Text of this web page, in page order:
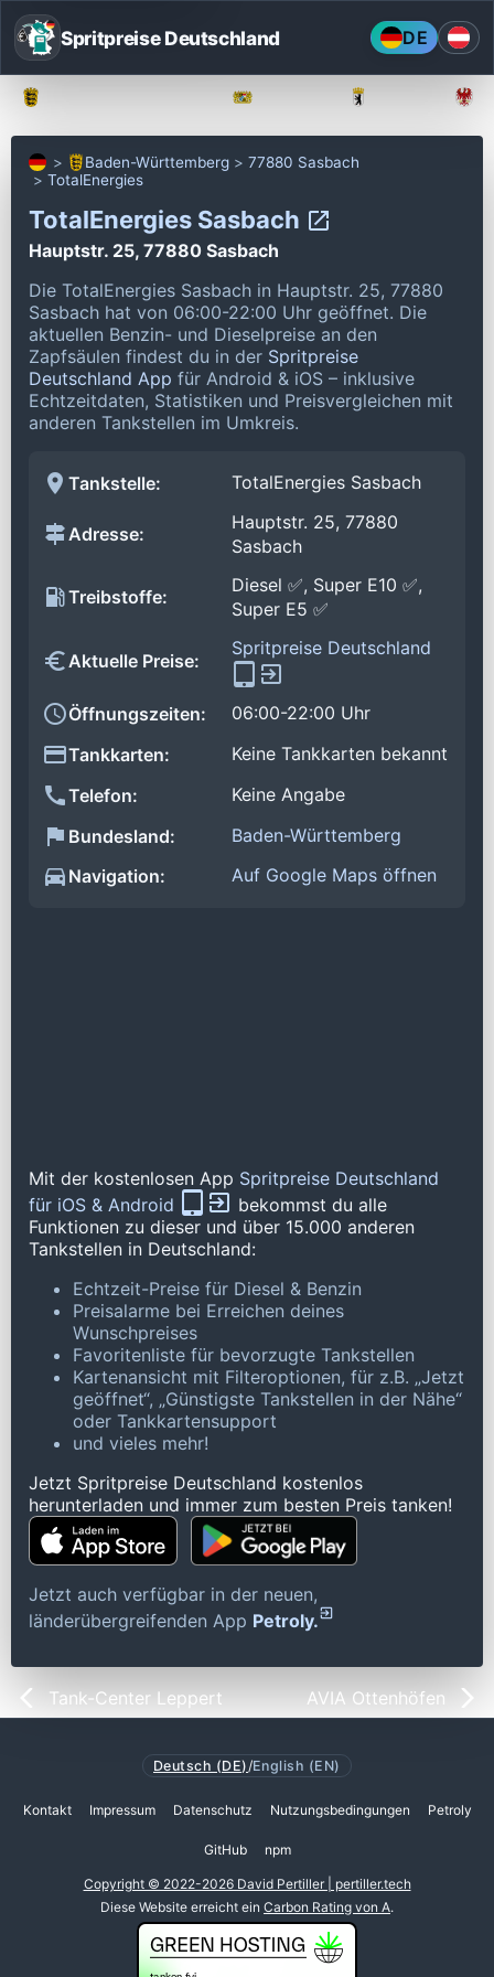
Spritpreise Deutschland DE
Baden-Württemberg
77880 Sasbach
TotalEnergies
TotalEnergies Sasbach
Hauptstr. 25, 77880 Sasbach
Die TotalEnergies Sasbach in Hauptstr. 25, 77880
Sasbach hat von 06:00-22:00 Uhr geöffnet. Die
aktuellen Benzin- und Dieselpreise an den
Zapfsäulen findest du in der Spritpreise
Deutschland App für Android & iOS – inklusive
Echtzeitdaten, Statistiken und Preisvergleichen mit
anderen Tankstellen im Umkreis.
Tankstelle: TotalEnergies Sasbach
Adresse:
Hauptstr. 25, 77880
Sasbach
Treibstoffe:
Diesel ✅, Super E10 ✅,
Super E5 ✅
Aktuelle Preise:
Spritpreise Deutschland
Öffnungszeiten:
06:00-22:00 Uhr
Tankkarten:
Keine Tankkarten bekannt
Telefon:
Keine Angabe
Bundesland:
Baden-Württemberg
Navigation:
Auf Google Maps öffnen
Mit der kostenlosen App Spritpreise Deutschland
für iOS & Android
bekommst du alle
Funktionen zu dieser und über 15.000 anderen
Tankstellen in Deutschland:
Echtzeit-Preise für Diesel & Benzin
Preisalarme bei Erreichen deines
Wunschpreises
Favoritenliste für bevorzugte Tankstellen
Kartenansicht mit Filteroptionen, für z.B. „Jetzt
geöffnet“, „Günstigste Tankstellen in der Nähe“
oder Tankkartensupport
und vieles mehr!
Jetzt Spritpreise Deutschland kostenlos
herunterladen und immer zum besten Preis tanken!
Jetzt auch verfügbar in der neuen,
länderübergreifenden App Petroly.
Tank-Center Leppert AVIA Ottenhöfen
Deutsch (DE) /English (EN)
Kontakt Impressum Datenschutz Nutzungsbedingungen Petroly
GitHub npm
Copyright © 2022-2026 David Pertiller | pertiller.tech
Diese Website erreicht ein Carbon Rating von A.